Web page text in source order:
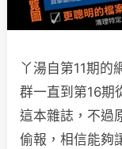
丫湯自第11期的
群一直到第16期
這本雜誌，不過
偷報，相信能夠